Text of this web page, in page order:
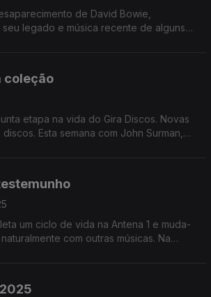
de David Bowie,
legado e música recente de alguns
coleção
etapa na vida do Gira Discos. Novas
Esta semana com John Surman,
um ciclo de vida na Antena 1 e muda-